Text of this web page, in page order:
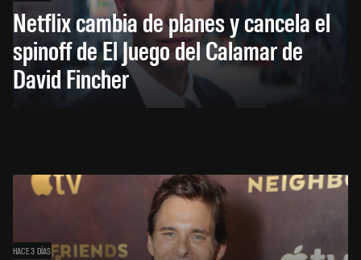
Netflix cambia de planes y cancela el
spinoff de El Juego del Calamar de
David Fincher
HACE 3 DÍAS